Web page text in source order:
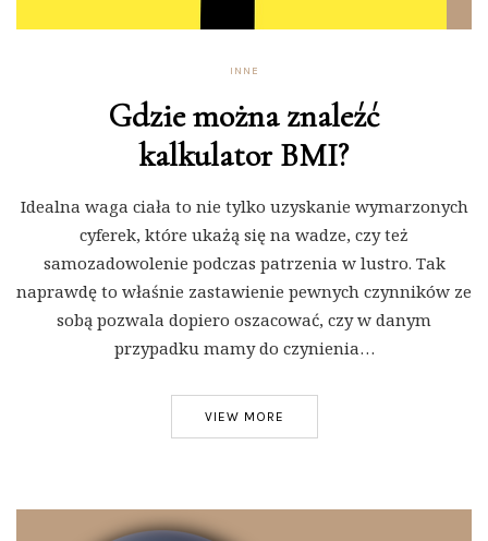
INNE
Gdzie można znaleźć
kalkulator BMI?
Idealna waga ciała to nie tylko uzyskanie wymarzonych
cyferek, które ukażą się na wadze, czy też
samozadowolenie podczas patrzenia w lustro. Tak
naprawdę to właśnie zastawienie pewnych czynników ze
sobą pozwala dopiero oszacować, czy w danym
przypadku mamy do czynienia…
VIEW MORE